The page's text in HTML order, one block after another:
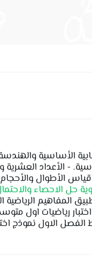
الأساسية
- الأعداد العشرية
قياس الأطوال
حل الاحصاء
الرياضية
رياضيات اول
اختبار رياضيات اول متوسط الفصل